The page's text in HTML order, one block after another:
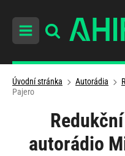
Úvodní stránka Autorádia
Pajero
autorádio